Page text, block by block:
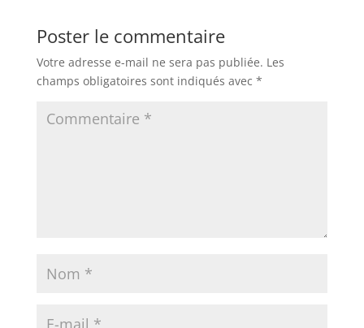
Poster le commentaire
Votre adresse e-mail ne sera pas publiée. Les
champs obligatoires sont indiqués avec *